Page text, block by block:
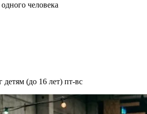
человека
детям (до 16 лет) пт-вс